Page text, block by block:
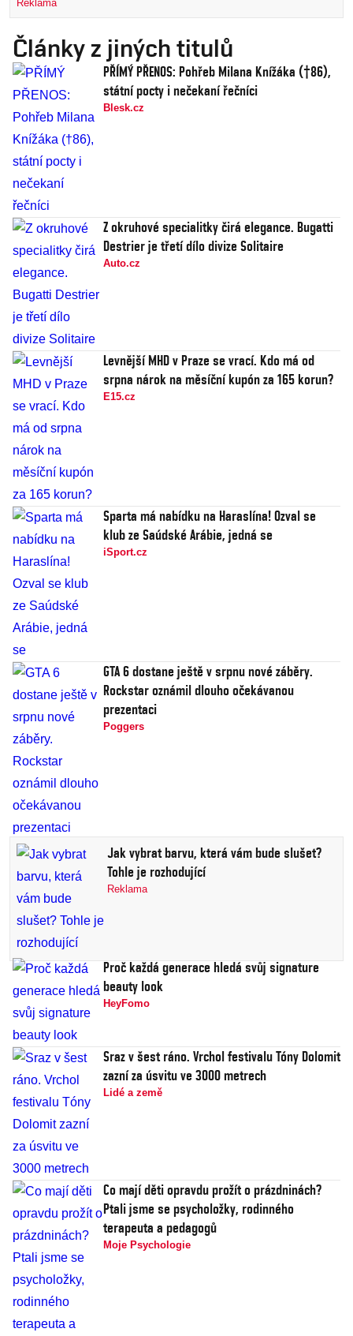
Reklama
Články z jiných titulů
PŘÍMÝ PŘENOS: Pohřeb Milana Knížáka (†86),
státní pocty i nečekaní řečníci
Blesk.cz
Z okruhové specialitky čirá elegance. Bugatti
Destrier je třetí dílo divize Solitaire
Auto.cz
Levnější MHD v Praze se vrací. Kdo má od
srpna nárok na měsíční kupón za 165 korun?
E15.cz
Sparta má nabídku na Haraslína! Ozval se
klub ze Saúdské Arábie, jedná se
iSport.cz
GTA 6 dostane ještě v srpnu nové záběry.
Rockstar oznámil dlouho očekávanou
prezentaci
Poggers
Jak vybrat barvu, která vám bude slušet?
Tohle je rozhodující
Reklama
Proč každá generace hledá svůj signature
beauty look
HeyFomo
Sraz v šest ráno. Vrchol festivalu Tóny Dolomit
zazní za úsvitu ve 3000 metrech
Lidé a země
Co mají děti opravdu prožít o prázdninách?
Ptali jsme se psycholožky, rodinného
terapeuta a pedagogů
Moje Psychologie